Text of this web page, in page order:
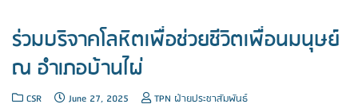
ร่วมบริจาคโลหิตเพื่อช่วยชีวิตเพื่อนมนุษย์
ณ อำเภอบ้านไผ่
CSR June 27, 2025 TPN ฝ่ายประชาสัมพันธ์